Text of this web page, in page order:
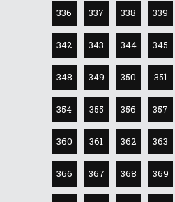
336 337 338 339
342 343 344 345
348 349 350 351
354 355 356 357
360 361 362 363
366 367 368 369